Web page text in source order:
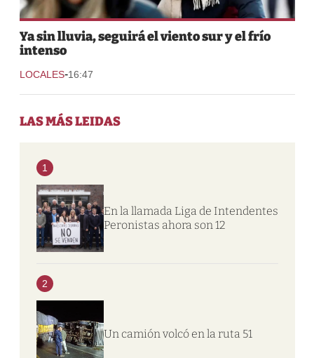
Ya sin lluvia, seguirá el viento sur y el frío
intenso
LOCALES-16:47
LAS MÁS LEIDAS
1
En la llamada Liga de Intendentes
Peronistas ahora son 12
2
Un camión volcó en la ruta 51